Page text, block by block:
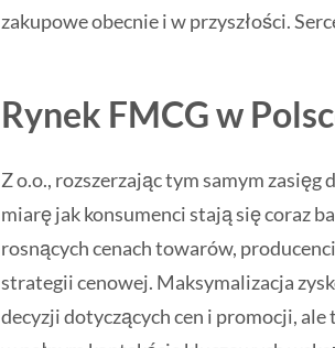
zakupowe obecnie i w przyszłości.
Rynek FMCG w
Z o.o., rozszerzając tym samym
miarę jak konsumenci stają się coraz
rosnących cenach towarów,
strategii cenowej. Maksymalizacja
decyzji dotyczących cen i promocji,